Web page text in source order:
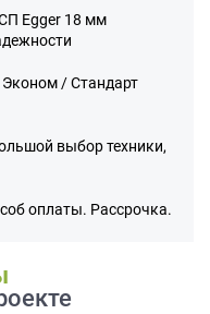
Egger 18 мм
Эконом / Стандарт
выбор техники,
оплаты. Рассрочка.